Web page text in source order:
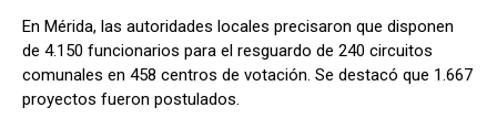
En Mérida, las autoridades locales precisaron que disponen
de 4.150 funcionarios para el resguardo de 240 circuitos
comunales en 458 centros de votación. Se destacó que 1.667
proyectos fueron postulados.